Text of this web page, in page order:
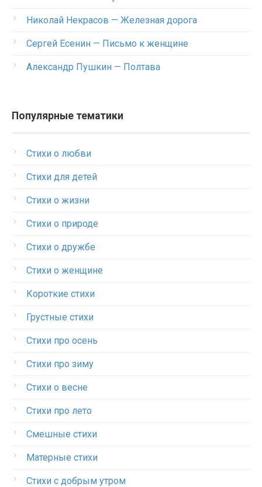
Николай Некрасов — Железная дорога
Сергей Есенин — Письмо к женщине
Александр Пушкин — Полтава
Популярные тематики
Стихи о любви
Стихи для детей
Стихи о жизни
Стихи о природе
Стихи о дружбе
Стихи о женщине
Короткие стихи
Грустные стихи
Стихи про осень
Стихи про зиму
Стихи о весне
Стихи про лето
Смешные стихи
Матерные стихи
Стихи с добрым утром